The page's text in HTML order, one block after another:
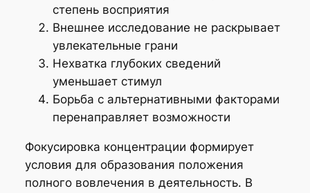
степень восприятия
Внешнее исследование не раскрывает
увлекательные грани
Нехватка глубоких сведений
уменьшает стимул
Борьба с альтернативными факторами
перенаправляет возможности
Фокусировка концентрации формирует
условия для образования положения
полного вовлечения в деятельность. В